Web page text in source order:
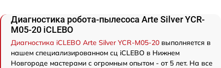
Диагностика робота-пылесоса Arte Silver YCR-
M05-20 iCLEBO
Диагностика iCLEBO Arte Silver YCR-M05-20 выполняется в
нашем специализированном сц iCLEBO в Нижнем
Новгороде мастерами с огромным опытом - от 5 лет. На все